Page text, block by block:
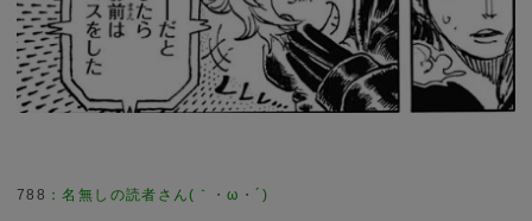
788 ：名無しの読者さん(｀・ω・´)